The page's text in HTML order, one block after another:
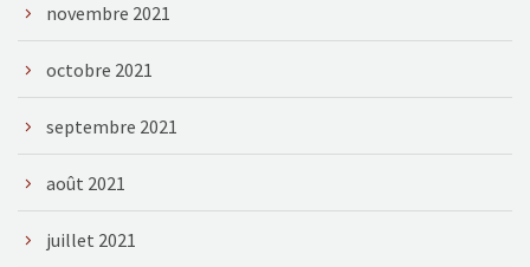
novembre 2021
octobre 2021
septembre 2021
août 2021
juillet 2021